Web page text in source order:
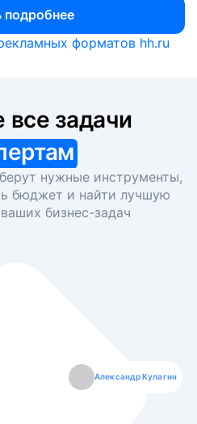
подробнее
форматов hh.ru
нужные инструменты,
бюджет и найти лучшую
бизнес-задач
Александр Кулагин
Даниил Макаров
Екатерина Лазаренко
Борис Кашко
Юлия Изоитко